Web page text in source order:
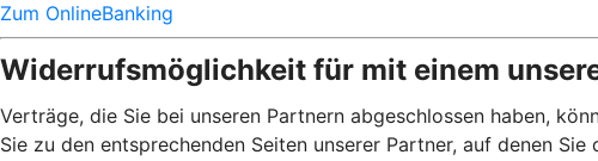
Zum OnlineBanking
Widerrufsmöglichkeit für mit einem
Verträge, die Sie bei unseren Partnern abgeschlossen haben,
Sie zu den entsprechenden Seiten unserer Partner, auf denen